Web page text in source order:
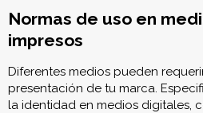
Normas de uso en
impresos
Diferentes medios pueden
presentación de tu marca.
la identidad en medios digitales,